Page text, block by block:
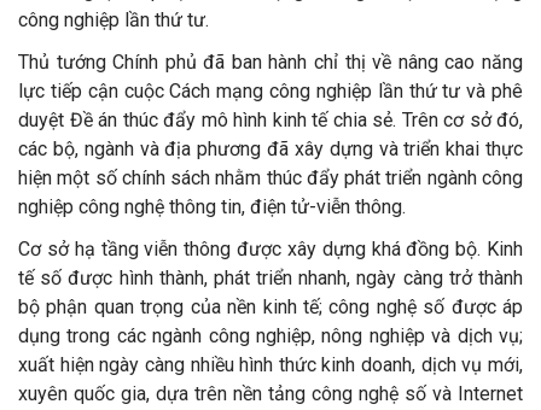
công nghiệp lần thứ tư.
Thủ tướng Chính phủ đã ban hành chỉ thị về nâng cao năng
lực tiếp cận cuộc Cách mạng công nghiệp lần thứ tư và phê
duyệt Đề án thúc đẩy mô hình kinh tế chia sẻ. Trên cơ sở đó,
các bộ, ngành và địa phương đã xây dựng và triển khai thực
hiện một số chính sách nhằm thúc đẩy phát triển ngành công
nghiệp công nghệ thông tin, điện tử-viễn thông.
Cơ sở hạ tầng viễn thông được xây dựng khá đồng bộ. Kinh
tế số được hình thành, phát triển nhanh, ngày càng trở thành
bộ phận quan trọng của nền kinh tế; công nghệ số được áp
dụng trong các ngành công nghiệp, nông nghiệp và dịch vụ;
xuất hiện ngày càng nhiều hình thức kinh doanh, dịch vụ mới,
xuyên quốc gia, dựa trên nền tảng công nghệ số và Internet